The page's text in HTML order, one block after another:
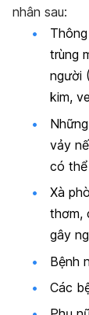
nhân sau:
trùng
người
kim,
vảy
có thể
Xà
thơm,
gây
Bệnh
Các